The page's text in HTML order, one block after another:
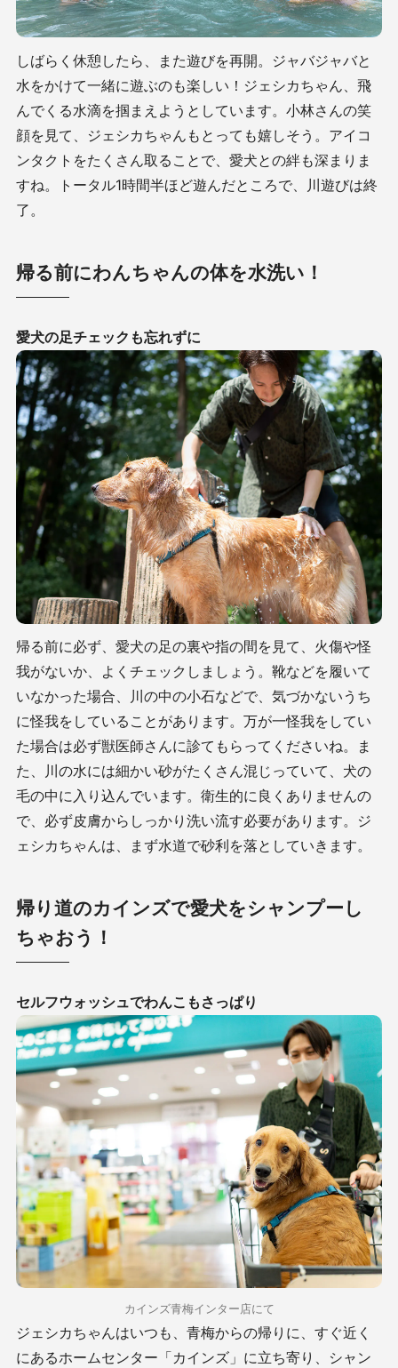
しばらく休憩したら、また遊びを再開。ジャバジャバと
水をかけて一緒に遊ぶのも楽しい！ジェシカちゃん、飛
んでくる水滴を掴まえようとしています。小林さんの笑
顔を見て、ジェシカちゃんもとっても嬉しそう。アイコ
ンタクトをたくさん取ることで、愛犬との絆も深まりま
すね。トータル1時間半ほど遊んだところで、川遊びは終
了。
帰る前にわんちゃんの体を水洗い！
愛犬の足チェックも忘れずに
帰る前に必ず、愛犬の足の裏や指の間を見て、火傷や怪
我がないか、よくチェックしましょう。靴などを履いて
いなかった場合、川の中の小石などで、気づかないうち
に怪我をしていることがあります。万が一怪我をしてい
た場合は必ず獣医師さんに診てもらってくださいね。ま
た、川の水には細かい砂がたくさん混じっていて、犬の
毛の中に入り込んでいます。衛生的に良くありませんの
で、必ず皮膚からしっかり洗い流す必要があります。ジ
ェシカちゃんは、まず水道で砂利を落としていきます。
帰り道のカインズで愛犬をシャンプーし
ちゃおう！
セルフウォッシュでわんこもさっぱり
カインズ青梅インター店にて
ジェシカちゃんはいつも、青梅からの帰りに、すぐ近く
にあるホームセンター「カインズ」に立ち寄り、シャン